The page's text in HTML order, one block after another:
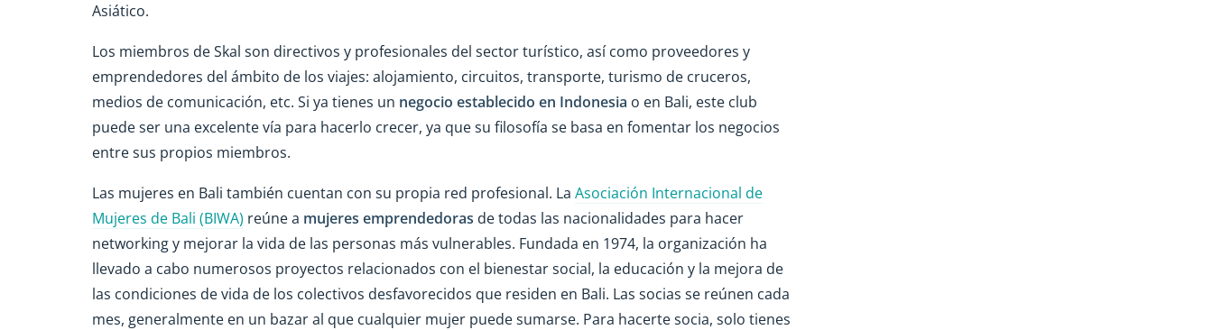
Asiático.
Los miembros de Skal son directivos y profesionales del sector turístico, así como proveedores y
emprendedores del ámbito de los viajes: alojamiento, circuitos, transporte, turismo de cruceros,
medios de comunicación, etc. Si ya tienes un negocio establecido en Indonesia o en Bali, este club
puede ser una excelente vía para hacerlo crecer, ya que su filosofía se basa en fomentar los negocios
entre sus propios miembros.
Las mujeres en Bali también cuentan con su propia red profesional. La Asociación Internacional de
Mujeres de Bali (BIWA) reúne a mujeres emprendedoras de todas las nacionalidades para hacer
networking y mejorar la vida de las personas más vulnerables. Fundada en 1974, la organización ha
llevado a cabo numerosos proyectos relacionados con el bienestar social, la educación y la mejora de
las condiciones de vida de los colectivos desfavorecidos que residen en Bali. Las socias se reúnen cada
mes, generalmente en un bazar al que cualquier mujer puede sumarse. Para hacerte socia, solo tienes